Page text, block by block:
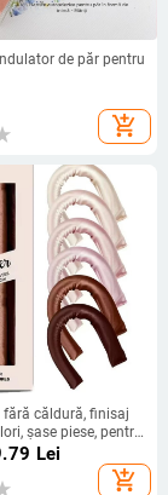
de păr pentru
add_shopping_cart
fără căldură, finisaj
șase piese, pentru
Lei
add_shopping_cart